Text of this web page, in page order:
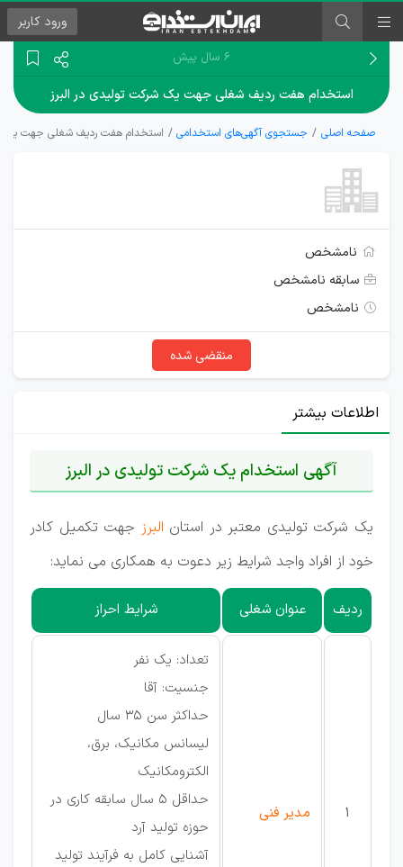
ورود کاربر
۶ سال پیش
استخدام هفت ردیف شغلی جهت یک شرکت تولیدی در البرز
صفحه اصلی جستجوی آگهی‌های استخدامی استخدام هفت ردیف شغلی جهت یک
نامشخص
سابقه نامشخص
نامشخص
منقضی شده
اطلاعات بیشتر
آگهی استخدام یک شرکت تولیدی در البرز
یک شرکت تولیدی معتبر در استان البرز جهت تکمیل کادر
خود از افراد واجد شرایط زیر دعوت به همکاری می نماید:
ردیف عنوان شغلی شرایط احراز
1 مدیر فنی
تعداد: یک نفر
جنسیت: آقا
حداکثر سن 35 سال
لیسانس مکانیک، برق،
الکترومکانیک
حداقل 5 سال سابقه کاری در
حوزه تولید آرد
آشنایی کامل به فرآیند تولید